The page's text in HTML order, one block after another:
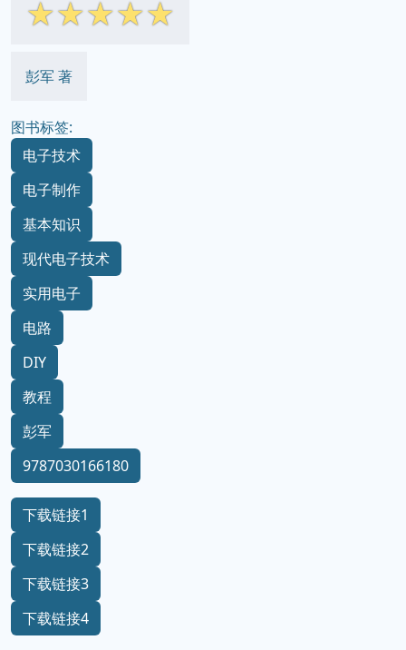
☆☆☆☆☆
彭军 著
图书标签:
电子技术
电子制作
基本知识
现代电子技术
实用电子
电路
DIY
教程
彭军
9787030166180
下载链接1
下载链接2
下载链接3
下载链接4